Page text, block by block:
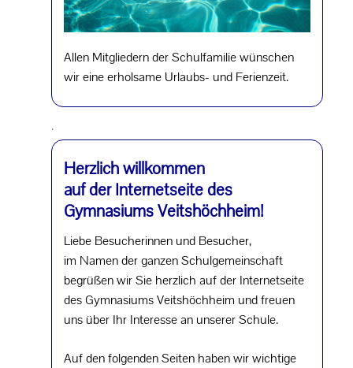
Allen Mitgliedern der Schulfamilie wünschen
wir eine erholsame Urlaubs- und Ferienzeit.
.
Herzlich willkommen
auf der Internetseite des
Gymnasiums Veitshöchheim!
Liebe Besucherinnen und Besucher,
im Namen der ganzen Schulgemeinschaft
begrüßen wir Sie herzlich auf der Internetseite
des Gymnasiums Veitshöchheim und freuen
uns über Ihr Interesse an unserer Schule.
Auf den folgenden Seiten haben wir wichtige